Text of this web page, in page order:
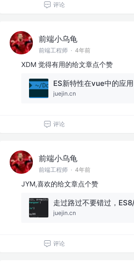
评论
前端小乌龟
前端工程师 · 4年前
XDM 觉得有用的给文章点个赞
ES新特性在vue中的应用
juejin.cn
评论
前端小乌龟
前端工程师 · 4年前
JYM,喜欢的给文章点个赞
juejin.cn
评论